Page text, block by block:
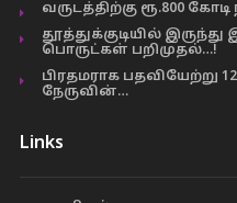
வருடத்திற்கு ரூ.800
தூத்துக்குடியில்
பொருட்கள் பறிமுதல்…!
பிரதமராக பதவியேற்று
நேருவின்…
Links